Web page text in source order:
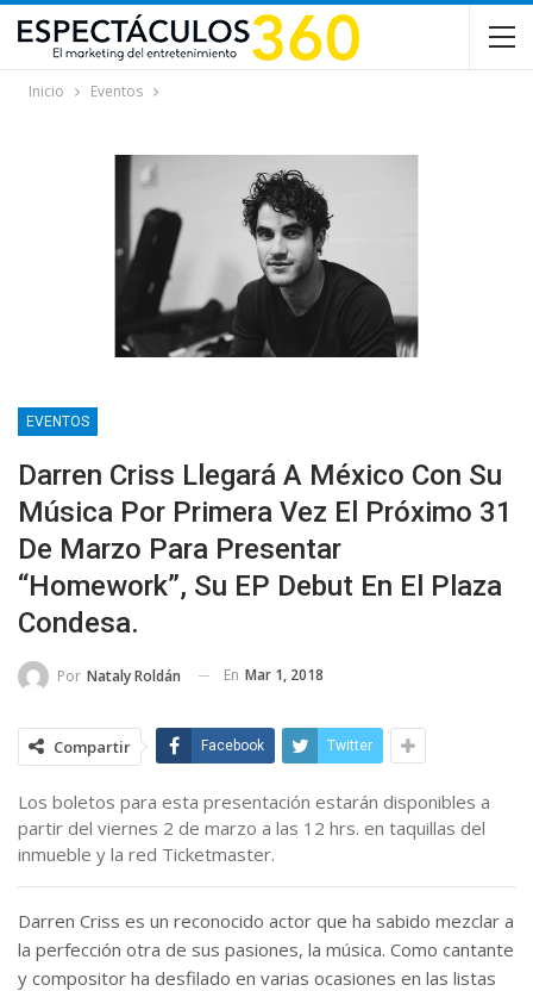
Inicio Eventos
EVENTOS
Darren Criss Llegará A México Con Su
Música Por Primera Vez El Próximo 31
De Marzo Para Presentar
“Homework”, Su EP Debut En El Plaza
Condesa.
Por Nataly Roldán En Mar 1, 2018
Compartir Facebook Twitter
Los boletos para esta presentación estarán disponibles a
partir del viernes 2 de marzo a las 12 hrs. en taquillas del
inmueble y la red Ticketmaster.
Darren Criss es un reconocido actor que ha sabido mezclar a
la perfección otra de sus pasiones, la música. Como cantante
y compositor ha desfilado en varias ocasiones en las listas